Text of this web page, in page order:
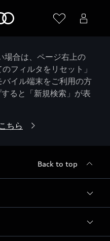
合は、ページ右上の
フィルタをリセット」
イル端末をご利用の方
ると「新規検索」が表
ちら
Back to top